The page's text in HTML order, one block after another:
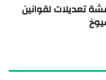
تعديلات لقوانين